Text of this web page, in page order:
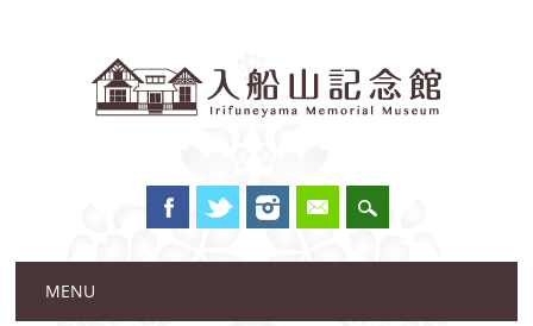
Main menu
MENU